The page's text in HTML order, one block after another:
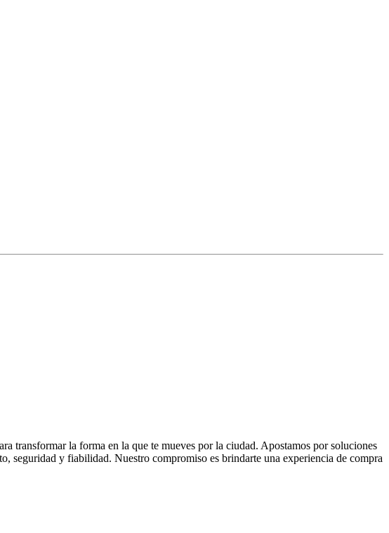
transformar la forma en la que te mueves por la ciudad. Apostamos por soluciones
seguridad y fiabilidad. Nuestro compromiso es brindarte una experiencia de compra